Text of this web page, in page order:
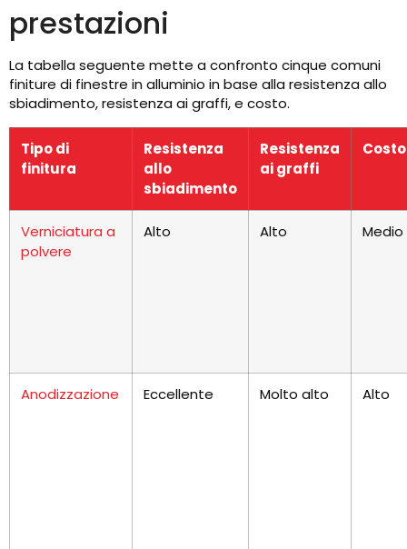
prestazioni
La tabella seguente mette a confronto cinque comuni
finiture di finestre in alluminio in base alla resistenza allo
sbiadimento, resistenza ai graffi, e costo.
Tipo di
finitura
Resistenza
allo
sbiadimento
Resistenza
ai graffi
Costo
Verniciatura a
polvere
Alto Alto Medio
Anodizzazione Eccellente Molto alto Alto